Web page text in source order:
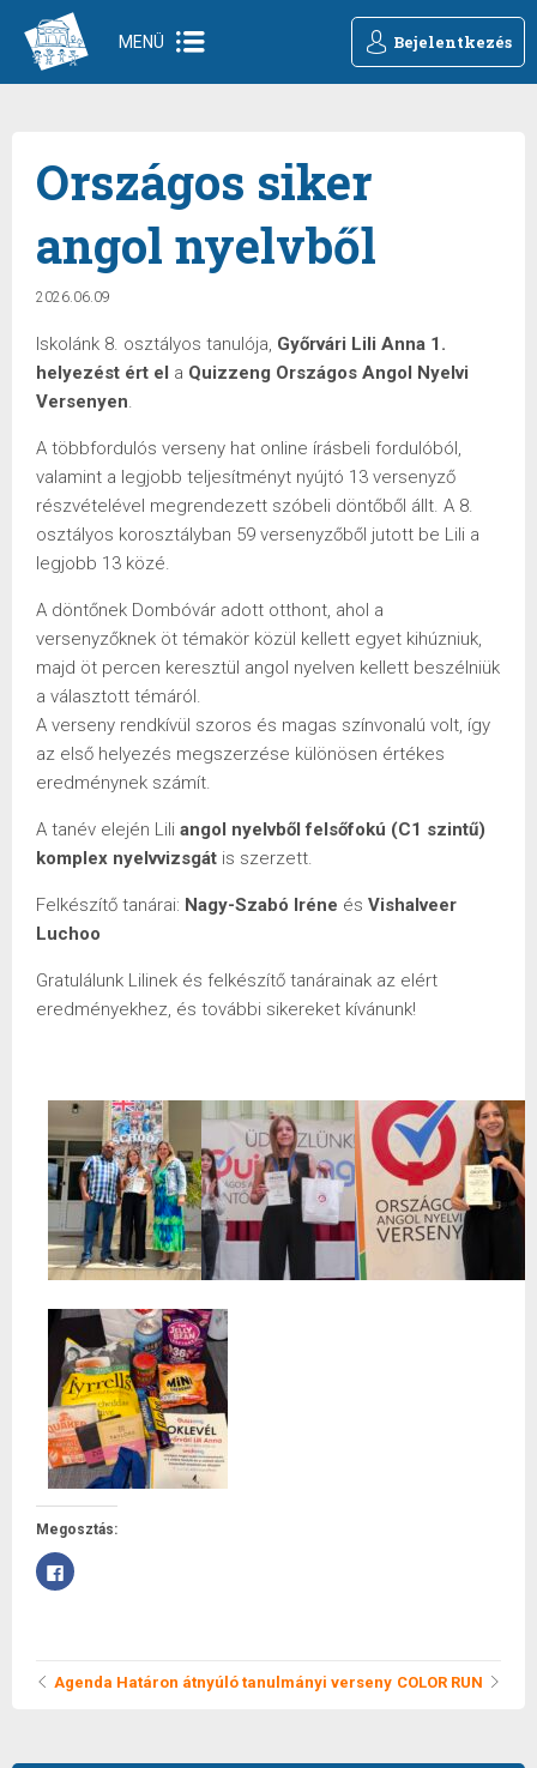
MENÜ Bejelentkezés
Országos siker
angol nyelvből
2026.06.09
Iskolánk 8. osztályos tanulója, Győrvári Lili Anna 1.
helyezést ért el a Quizzeng Országos Angol Nyelvi
Versenyen.
A többfordulós verseny hat online írásbeli fordulóból,
valamint a legjobb teljesítményt nyújtó 13 versenyző
részvételével megrendezett szóbeli döntőből állt. A 8.
osztályos korosztályban 59 versenyzőből jutott be Lili a
legjobb 13 közé.
A döntőnek Dombóvár adott otthont, ahol a
versenyzőknek öt témakör közül kellett egyet kihúzniuk,
majd öt percen keresztül angol nyelven kellett beszélniük
a választott témáról.
A verseny rendkívül szoros és magas színvonalú volt, így
az első helyezés megszerzése különösen értékes
eredménynek számít.
A tanév elején Lili angol nyelvből felsőfokú (C1 szintű)
komplex nyelvvizsgát is szerzett.
Felkészítő tanárai: Nagy-Szabó Iréne és Vishalveer
Luchoo
Gratulálunk Lilinek és felkészítő tanárainak az elért
eredményekhez, és további sikereket kívánunk!
Megosztás:
Facebookon
való
ablakban
nyílik
Agenda Határon átnyúló tanulmányi verseny COLOR RUN